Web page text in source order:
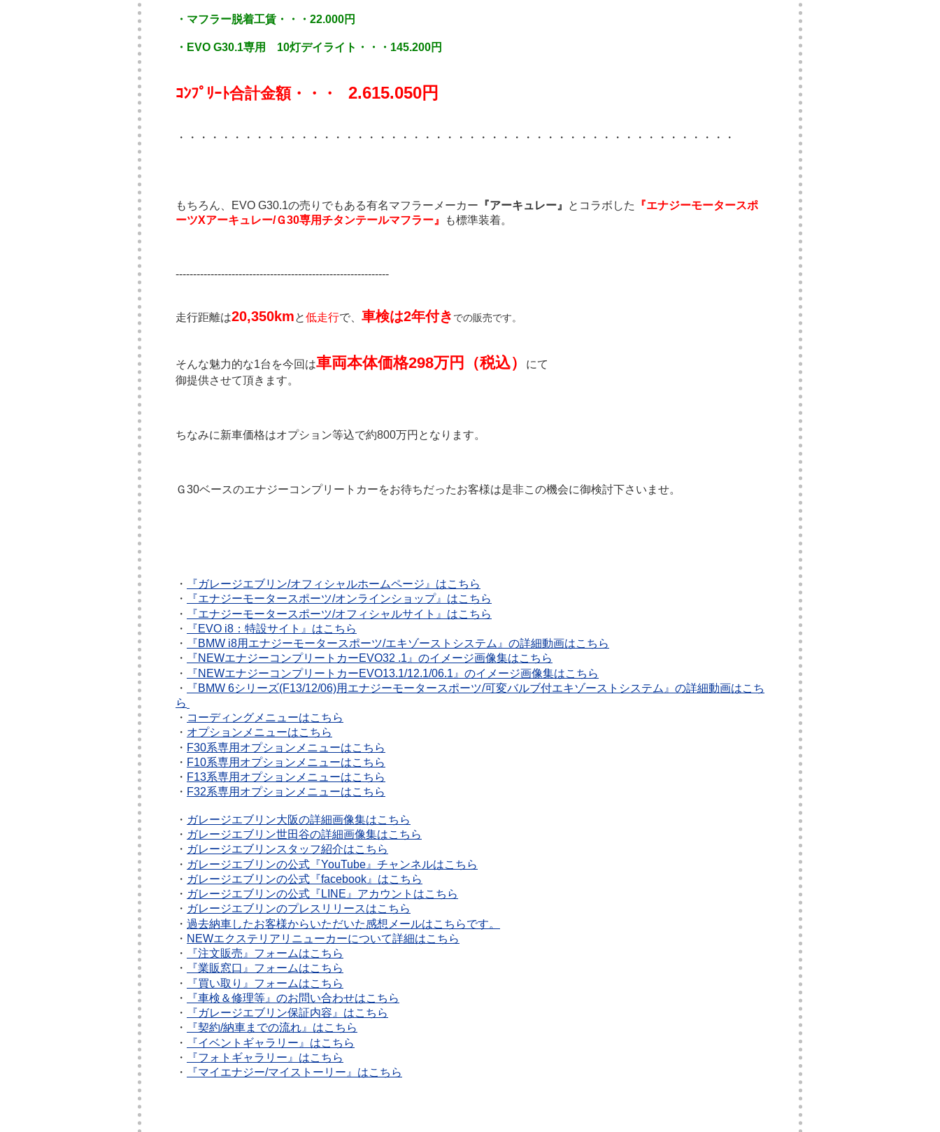
・マフラー脱着工賃・・・22.000円
・EVO G30.1専用 10灯デイライト・・・145.200円
ｺﾝﾌﾟﾘｰﾄ合計金額・・・ 2.615.050円
・・・・・・・・・・・・・・・・・・・・・・・・・・・・・・・・・・・・・・・・・・・・・・・・・・
もちろん、EVO G30.1の売りでもある有名マフラーメーカー 『アーキュレー』 とコラボした
『エナジーモータースポ
ーツXアーキュレー/Ｇ30専用チタンテールマフラー』
も標準装着。
-------------------------------------------------------------
走行距離は20,350kmと低走行で、 車検は2年付き での販売です。
そんな魅力的な1台を今回は車両本体価格298万円（税込）
にて
御提供させて頂きます。
ちなみに新車価格はオプション等込で約800万円となります。
Ｇ30ベースのエナジーコンプリートカーをお待ちだったお客様は是非この機会に御検討下さいませ。
・
『ガレージエブリン/オフィシャルホームページ』はこちら
・
『エナジーモータースポーツ/オンラインショップ』はこちら
・
『エナジーモータースポーツ/オフィシャルサイト』はこちら
・
『EVO i8：特設サイト』はこちら
・
『BMW i8用エナジーモータースポーツ/エキゾーストシステム』の詳細動画はこちら
・
『NEWエナジーコンプリートカーEVO32 .1』のイメージ画像集はこちら
・
『NEWエナジーコンプリートカーEVO13.1/12.1/06.1』のイメージ画像集はこちら
・
『BMW 6シリーズ(F13/12/06)用エナジーモータースポーツ/可変バルブ付エキゾーストシステム』の詳細動画はこち
ら
・ コーディングメニューはこちら
・ オプションメニューはこちら
・ F30系専用オプションメニューはこちら
・ F10系専用オプションメニューはこちら
・ F13系専用オプションメニューはこちら
・ F32系専用オプションメニューはこちら
・ ガレージエブリン大阪の詳細画像集はこちら
・ ガレージエブリン世田谷の詳細画像集はこちら
・ ガレージエブリンスタッフ紹介はこちら
・ ガレージエブリンの公式『YouTube』チャンネルはこちら
・ ガレージエブリンの公式『facebook』はこちら
・ ガレージエブリンの公式『LINE』アカウントはこちら
・ ガレージエブリンのプレスリリースはこちら
・ 過去納車したお客様からいただいた感想メールはこちらです。
・ NEWエクステリアリニューカーについて詳細はこちら
・
『注文販売』フォームはこちら
・
『業販窓口』フォームはこちら
・
『買い取り』フォームはこちら
・
『車検＆修理等』のお問い合わせはこちら
・
『ガレージエブリン保証内容』はこちら
・
『契約/納車までの流れ』はこちら
・
『イベントギャラリー』はこちら
・
『フォトギャラリー』はこちら
・
『マイエナジー/マイストーリー』はこちら